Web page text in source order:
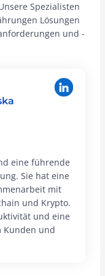
Spezialisten
Lösungen
und -
eine führende
Sie hat eine
mit
und Krypto.
und eine
Kunden und